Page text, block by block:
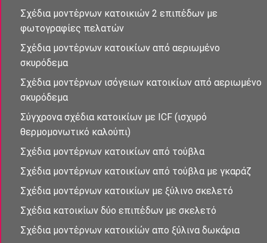
Σχέδια μοντἐρνων κατοικιών 2 επιπἐδων με
φωτογραφίες πελατών
Σχἐδια μοντἐρνων κατοικἰων απὀ αεριωμένο
σκυρόδεμα
Σχἐδια μοντἐρνων ισὀγειων κατοικἰων απὀ αεριωμένο
σκυρόδεμα
Σύγχρονα σχέδια κατοικἰων με ICF (ισχυρό
θερμομονωτικό καλούπι)
Σχέδια μοντέρνων κατοικἰων από τούβλα
Σχέδια μοντέρνων κατοικἰων από τούβλα με γκαράζ
Σχέδια μοντέρνων κατοικίων με ξύλινο σκελετό
Σχέδια κατοικίων δὐο επιπἐδων με σκελετό
Σχέδια μοντἐρνων κατοικίὠν απο ξὐλινα δωκάρια